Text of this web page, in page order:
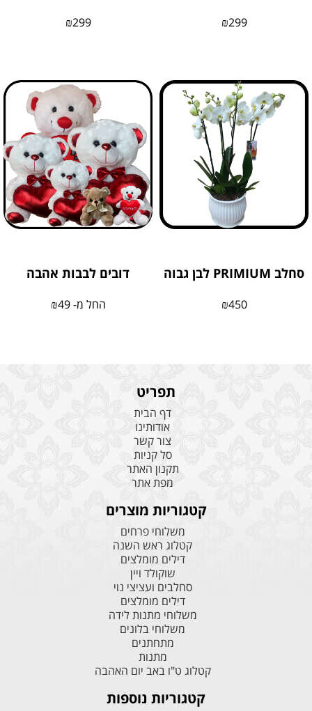
₪299
₪299
סחלב PRIMIUM לבן גבוה
₪450
דובים לבבות אהבה
החל מ- ₪49
תפריט
דף הבית
אודותינו
צור קשר
סל קניות
תקנון האתר
מפת אתר
קטגוריות מוצרים
משלוחי פרחים
קטלוג ראש השנה
דילים מומלצים
שוקולד ויין
סחלבים ועציצי נוי
דילים מומלצים
משלוחי מתנות לידה
משלוחי בלונים
מתחתנים
מתנות
קטלוג ט"ו באב יום האהבה
קטגוריות נוספות